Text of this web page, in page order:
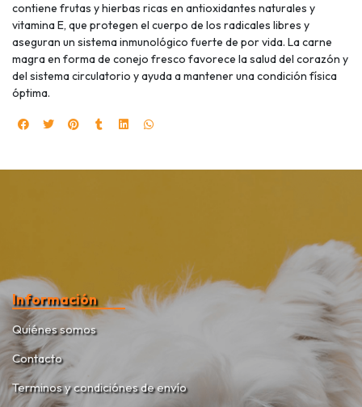
contiene frutas y hierbas ricas en antioxidantes naturales y
vitamina E, que protegen el cuerpo de los radicales libres y
aseguran un sistema inmunológico fuerte de por vida. La carne
magra en forma de conejo fresco favorece la salud del corazón y
del sistema circulatorio y ayuda a mantener una condición física
óptima.
Información
Quiénes somos
Contacto
Terminos y condiciónes de envío